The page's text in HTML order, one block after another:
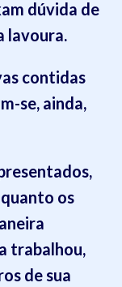
dúvida de
lavoura.
contidas
se, ainda,
os
trabalhou,
de sua